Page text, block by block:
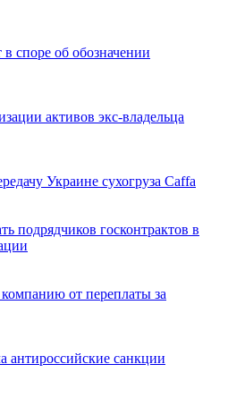
споре об обозначении
активов экс-владельца
Украине сухогруза Caffa
подрядчиков госконтрактов в
от переплаты за
антироссийские санкции